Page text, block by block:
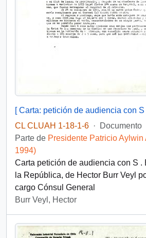
CL CLUAH 1-18-1-6 · Documento
Parte de Presidente Patricio Aylwin
1994)
Carta petición de audiencia con S .
la República, de Hector Burr Veyl
cargo Cónsul General
Burr Veyl, Hector